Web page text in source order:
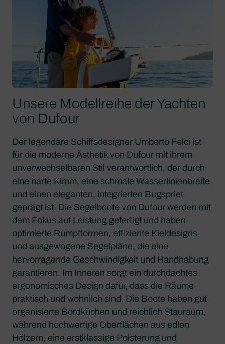
Unsere Modellreihe der Yachten
von Dufour
Der legendäre Schiffsdesigner Umberto Felci ist
für die moderne Ästhetik von Dufour mit ihrem
unverwechselbaren Stil verantwortlich, der durch
eine harte Kimm, eine schmale Wasserlinienbreite
und einen eleganten, integrierten Bugspriet
geprägt ist. Die Segelboote von Dufour werden mit
dem Fokus auf Leistung gefertigt und haben
optimierte Rumpfformen, effiziente Kieldesigns
und ausgewogene Segelpläne, die eine
hervorragende Geschwindigkeit und Handhabung
garantieren. Im Inneren sorgt ein durchdachtes
ergonomisches Design dafür, dass die Räume
praktisch und wohnlich sind. Die Boote haben gut
organisierte Bordküchen und reichlich Stauraum,
während hochwertige Oberflächen aus edlen
Hölzern, eine erstklassige Polsterung und